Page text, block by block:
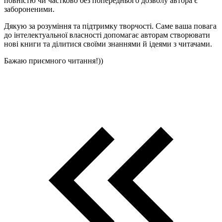
забороненими.
Дякую за розуміння та підтримку творчості. Саме ваша повага
до інтелектуальної власності допомагає авторам створювати
нові книги та ділитися своїми знаннями й ідеями з читачами.
Бажаю приємного читання!))